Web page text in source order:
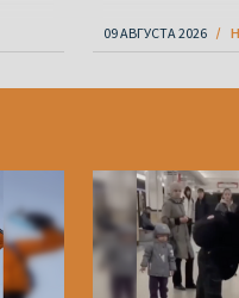
09 АВГУСТА 2026